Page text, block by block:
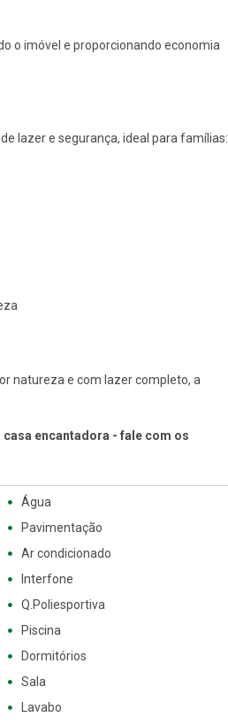
o imóvel e proporcionando economia
lazer e segurança, ideal para famílias:
natureza e com lazer completo, a
encantadora - fale com os
Água
Pavimentação
Ar condicionado
Interfone
Q.Poliesportiva
Piscina
Dormitórios
Sala
Lavabo